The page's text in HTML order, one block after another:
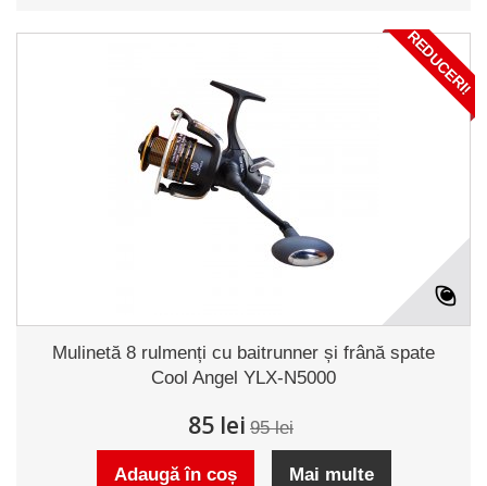
REDUCERI!
Mulinetă 8 rulmenți cu baitrunner și frână spate
Cool Angel YLX-N5000
85 lei 95 lei
Adaugă în coș Mai multe